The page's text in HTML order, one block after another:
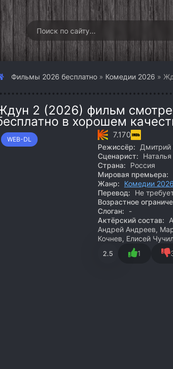
Фильмы 2026 бесплатно » Комедии 2026 »
2 (2026) фильм
в хорошем
WEB-DL 7.170
Режиссёр:
Дмитрий
Сценарист:
Страна:
Россия
Мировая премьера:
Жанр:
Комедии 2026
Перевод:
Не
Возрастное
Слоган:
-
Актёрский состав:
Андрей Андреев,
Кочнев, Елисей
2.5 1